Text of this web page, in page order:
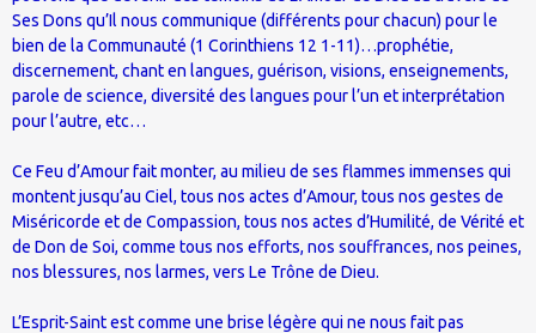
Ses Dons qu’Il nous communique (différents pour chacun) pour le
bien de la Communauté (1 Corinthiens 12 1-11)…prophétie,
discernement, chant en langues, guérison, visions, enseignements,
parole de science, diversité des langues pour l’un et interprétation
pour l’autre, etc…
Ce Feu d’Amour fait monter, au milieu de ses flammes immenses qui
montent jusqu’au Ciel, tous nos actes d’Amour, tous nos gestes de
Miséricorde et de Compassion, tous nos actes d’Humilité, de Vérité et
de Don de Soi, comme tous nos efforts, nos souffrances, nos peines,
nos blessures, nos larmes, vers Le Trône de Dieu.
L’Esprit-Saint est comme une brise légère qui ne nous fait pas